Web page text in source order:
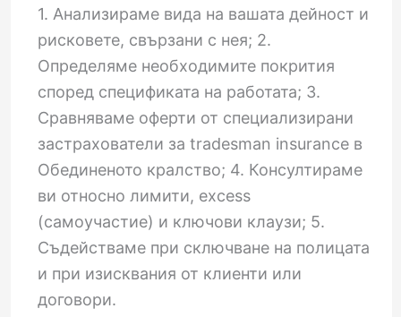
1. Анализираме вида на вашата дейност и
рисковете, свързани с нея; 2.
Определяме необходимите покрития
според спецификата на работата; 3.
Сравняваме оферти от специализирани
застрахователи за tradesman insurance в
Обединеното кралство; 4. Консултираме
ви относно лимити, excess
(самоучастие) и ключови клаузи; 5.
Съдействаме при сключване на полицата
и при изисквания от клиенти или
договори.